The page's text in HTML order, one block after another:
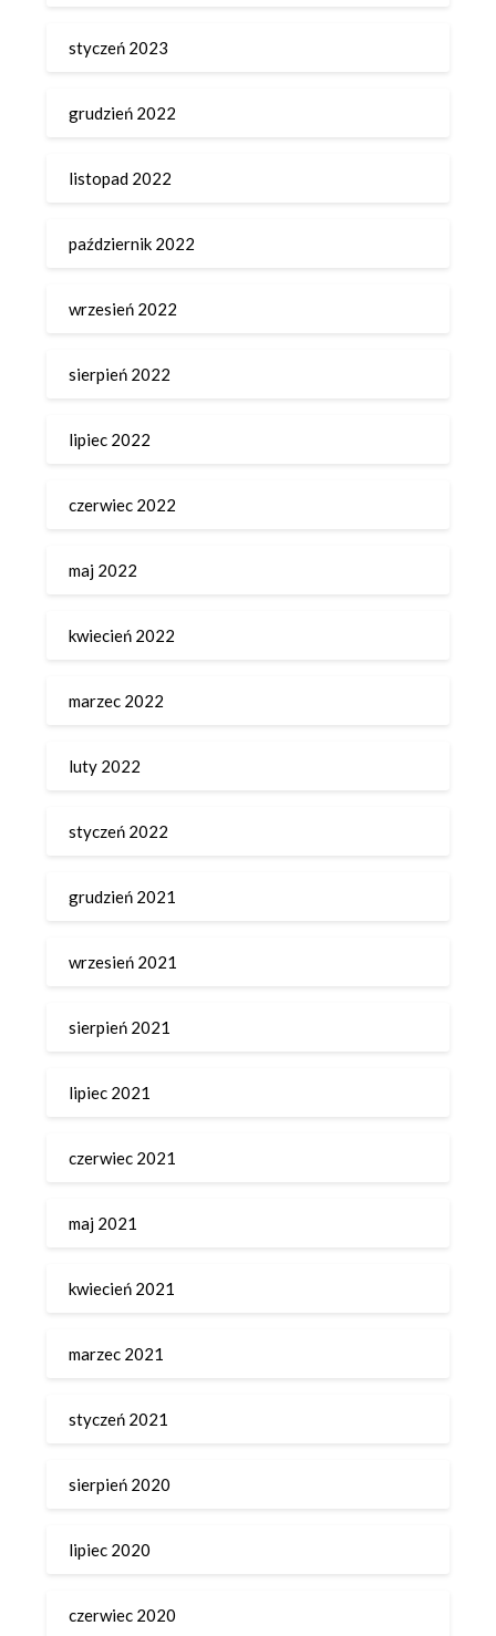
styczeń 2023
grudzień 2022
listopad 2022
październik 2022
wrzesień 2022
sierpień 2022
lipiec 2022
czerwiec 2022
maj 2022
kwiecień 2022
marzec 2022
luty 2022
styczeń 2022
grudzień 2021
wrzesień 2021
sierpień 2021
lipiec 2021
czerwiec 2021
maj 2021
kwiecień 2021
marzec 2021
styczeń 2021
sierpień 2020
lipiec 2020
czerwiec 2020